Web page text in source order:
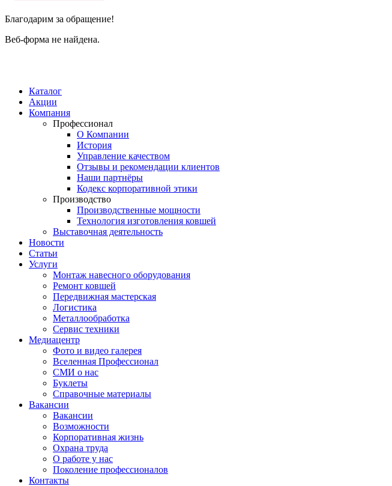
Благодарим за обращение!
Веб-форма не найдена.
Каталог
Акции
Компания
Профессионал
О Компании
История
Управление качеством
Отзывы и рекомендации клиентов
Наши партнёры
Кодекс корпоративной этики
Производство
Производственные мощности
Технология изготовления ковшей
Выставочная деятельность
Новости
Статьи
Услуги
Монтаж навесного оборудования
Ремонт ковшей
Передвижная мастерская
Логистика
Металлообработка
Сервис техники
Медиацентр
Фото и видео галерея
Вселенная Профессионал
СМИ о нас
Буклеты
Справочные материалы
Вакансии
Вакансии
Возможности
Корпоративная жизнь
Охрана труда
О работе у нас
Поколение профессионалов
Контакты